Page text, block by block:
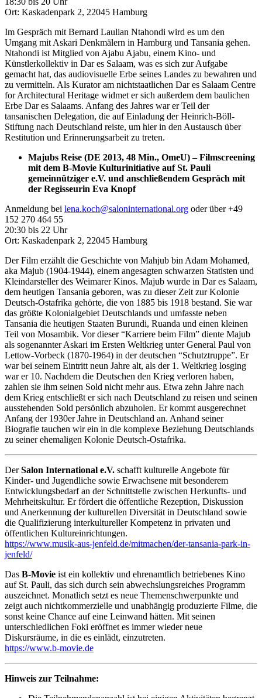
Ort: Kaskadenpark 2, 22045 Hamburg
Im Gespräch mit Bernard Laulian Ntahondi wird es um den
Umgang mit Askari Denkmälern in Hamburg und Tansania gehen.
Ntahondi ist Mitglied von Ajabu Ajabu, einem Kino- und
Künstlerkollektiv in Dar es Salaam, was es sich zur Aufgabe
gemacht hat, das audiovisuelle Erbe seines Landes zu bewahren und
zu vermitteln. Als Kurator am nichtstaatlichen Dar es Salaam Centre
for Architectural Heritage widmet er sich außerdem dem baulichen
Erbe Dar es Salaams. Anfang des Jahres war er Teil der
tansanischen Delegation, die auf Einladung der Heinrich-Böll-
Stiftung nach Deutschland reiste, um hier in den Austausch über
Restitution und Erinnerungsarbeit zu treten.
Majubs Reise (DE 2013, 48 Min., OmeU) – Filmscreening
mit dem B-Movie Kulturinitiative auf St. Pauli
gemeinnütziger e.V. und anschließendem Gespräch mit
der Regisseurin Eva Knopf
Anmeldung bei lena.koch@saloninternational.org oder über +49
152 270 464 55
20:30 bis 22 Uhr
Ort: Kaskadenpark 2, 22045 Hamburg
Der Film erzählt die Geschichte von Mahjub bin Adam Mohamed,
aka Majub (1904-1944), einem angesagten schwarzen Statisten und
Kleindarsteller des Weimarer Kinos. Majub wurde in Dar es Salaam,
dem heutigen Tansania geboren, was zu dieser Zeit zur Kolonie
Deutsch-Ostafrika gehörte, die von 1885 bis 1918 bestand. Sie war
das größte Kolonialgebiet Deutschlands und umfasste neben
Tansania die heutigen Staaten Burundi, Ruanda und einen kleinen
Teil von Mosambik. Vor dieser “Karriere beim Film” diente Majub
als sogenannter Askari im Ersten Weltkrieg unter General Paul von
Lettow-Vorbeck (1870-1964) in der deutschen “Schutztruppe”. Er
war bei seinem Eintritt neun Jahre alt, als der 1. Weltkrieg losging
war er 10. Nachdem die Deutschen den Krieg verloren haben,
zahlen sie ihm seinen Sold nicht mehr aus. Etwa zehn Jahre nach
dem Krieg entschließt er sich nach Deutschland zu reisen und seinen
ausstehenden Sold persönlich abzuholen. Er kommt ausgerechnet
Anfang der 1930er Jahre in Deutschland an. Anhand seiner
Biografie tauchen wir ein in die komplexe Beziehung Deutschlands
zu seiner ehemaligen Kolonie Deutsch-Ostafrika.
DerSalon International e.V. schafft kulturelle Angebote für
Kinder- und Jugendliche sowie Erwachsene mit besonderem
Entwicklungsbedarf an der Schnittstelle zwischen Herkunfts- und
Mehrheitskultur. Er fördert die öffentliche Rezeption, Diskussion
und Anerkennung der kulturellen Diversität in Deutschland sowie
die Qualifizierung interkultureller Kompetenz in privaten und
öffentlichen Kultureinrichtungen.
https://www.musik-aus-jenfeld.de/mitmachen/der-tansania-park-in-
jenfeld/
Das B-Movie ist ein kollektiv und ehrenamtlich betriebenes Kino
auf St. Pauli, das sich durch sein abwechslungsreiches Programm
auszeichnet. Monatlich setzt es neue Themenschwerpunkte und
zeigt auch nichtkommerzielle und unabhängig produzierte Filme, die
sonst keine Chance auf eine Leinwand hätten. Mit seinen
unterschiedlichen Foki eröffnet es immer wieder neue
Diskursräume, in die es einlädt, einzutreten.
https://www.b-movie.de
Hinweis zur Teilnahme: